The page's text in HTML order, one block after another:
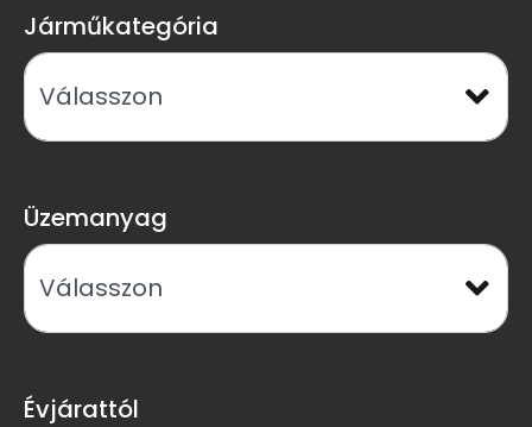
Járműkategória
Üzemanyag
Évjárattól